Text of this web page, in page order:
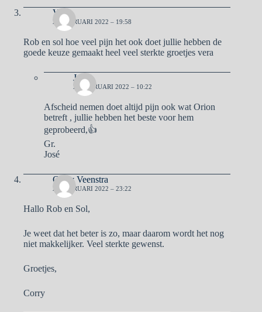
Vera
21 FEBRUARI 2022 – 19:58
Rob en sol hoe veel pijn het ook doet jullie hebben de
goede keuze gemaakt heel veel sterkte groetjes vera
José
22 FEBRUARI 2022 – 10:22
Afscheid nemen doet altijd pijn ook wat Orion
betreft , jullie hebben het beste voor hem
geprobeerd,👍
Gr.
José
Corry Veenstra
21 FEBRUARI 2022 – 23:22
Hallo Rob en Sol,
Je weet dat het beter is zo, maar daarom wordt het nog
niet makkelijker. Veel sterkte gewenst.
Groetjes,
Corry